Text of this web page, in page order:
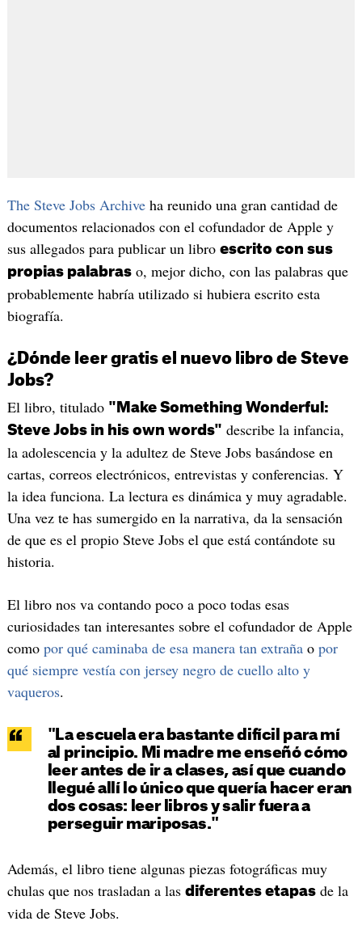
The Steve Jobs Archiveha reunido una gran cantidad de
documentos relacionados con el cofundador de Apple y
sus allegados para publicar un libro escrito con sus
propias palabraso, mejor dicho, con las palabras que
probablemente habría utilizado si hubiera escrito esta
biografía.
¿Dónde leer gratis el nuevo libro de Steve
Jobs?
El libro, titulado "Make Something Wonderful:
Steve Jobs in his own words" describe la infancia,
la adolescencia y la adultez de Steve Jobs basándose en
cartas, correos electrónicos, entrevistas y conferencias. Y
la idea funciona. La lectura es dinámica y muy agradable.
Una vez te has sumergido en la narrativa, da la sensación
de que es el propio Steve Jobs el que está contándote su
historia.
El libro nos va contando poco a poco todas esas
curiosidades tan interesantes sobre el cofundador de Apple
como por qué caminaba de esa manera tan extrañao por
qué siempre vestía con jersey negro de cuello alto y
vaqueros.
"La escuela era bastante difícil para mí
al principio. Mi madre me enseñó cómo
leer antes de ir a clases, así que cuando
llegué allí lo único que quería hacer eran
dos cosas: leer libros y salir fuera a
perseguir mariposas."
Además, el libro tiene algunas piezas fotográficas muy
chulas que nos trasladan a las diferentes etapasde la
vida de Steve Jobs.